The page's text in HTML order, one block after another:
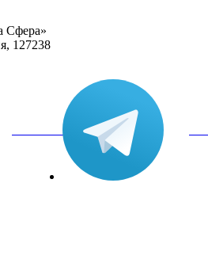
Сфера»
127238
вКонтакте